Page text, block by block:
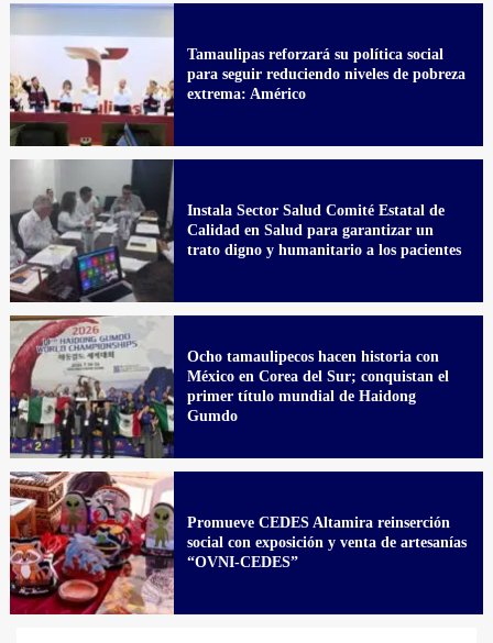
Tamaulipas reforzará su política social
para seguir reduciendo niveles de pobreza
extrema: Américo
Instala Sector Salud Comité Estatal de
Calidad en Salud para garantizar un
trato digno y humanitario a los pacientes
Ocho tamaulipecos hacen historia con
México en Corea del Sur; conquistan el
primer título mundial de Haidong
Gumdo
Promueve CEDES Altamira reinserción
social con exposición y venta de artesanías
“OVNI-CEDES”